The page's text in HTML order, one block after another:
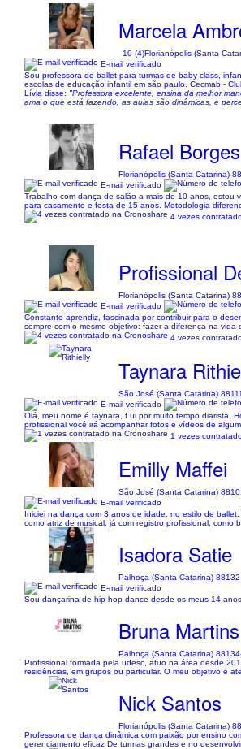
Marcela
10 (4)Florianópolis (Santa
E-mail verificado
Sou professora de ballet para turmas de baby class,
escolas de educação infantil em são paulo. Cecmab -
Lívia disse: "Professora excelente, ensina da melhor
ama o que está fazendo, as aulas são dinâmicas, e
Rafael Borges
Florianópolis (Santa Catarina)
E-mail verificado
Trabalho com dança de salão a mais de 10 anos, estou
para casamento e festa de 15 anos. Metodologia
4 vezes
Profissional
Florianópolis (Santa Catarina)
E-mail verificado
Constante aprendiz, fascinada por contribuir para o
sempre com o mesmo objetivo: fazer a diferença na
4 vezes
Taynara
São José (Santa Catarina)
E-mail verificado
Olá, meu nome é taynara, f ui por muito tempo diarista.
profissional você irá acompanhar fotos e vídeos de
1 vezes
Emilly Maffei
São José (Santa Catarina)
E-mail verificado
Iniciei na dança com 3 anos de idade, no estilo de
como atriz de musical, já com registro profissional, como
Isadora Satie
Palhoça (Santa Catarina)
E-mail verificado
Sou dançarina de hip hop dance desde os meus 14
Bruna Martins
Palhoça (Santa Catarina)
Profissional formada pela udesc, atuo na área desde
residências, em grupos ou particular. O meu objetivo é
Nick Santos
Florianópolis (Santa Catarina)
Professora de dança dinâmica com paixão por ensino
gerenciamento eficaz De turmas grandes e no